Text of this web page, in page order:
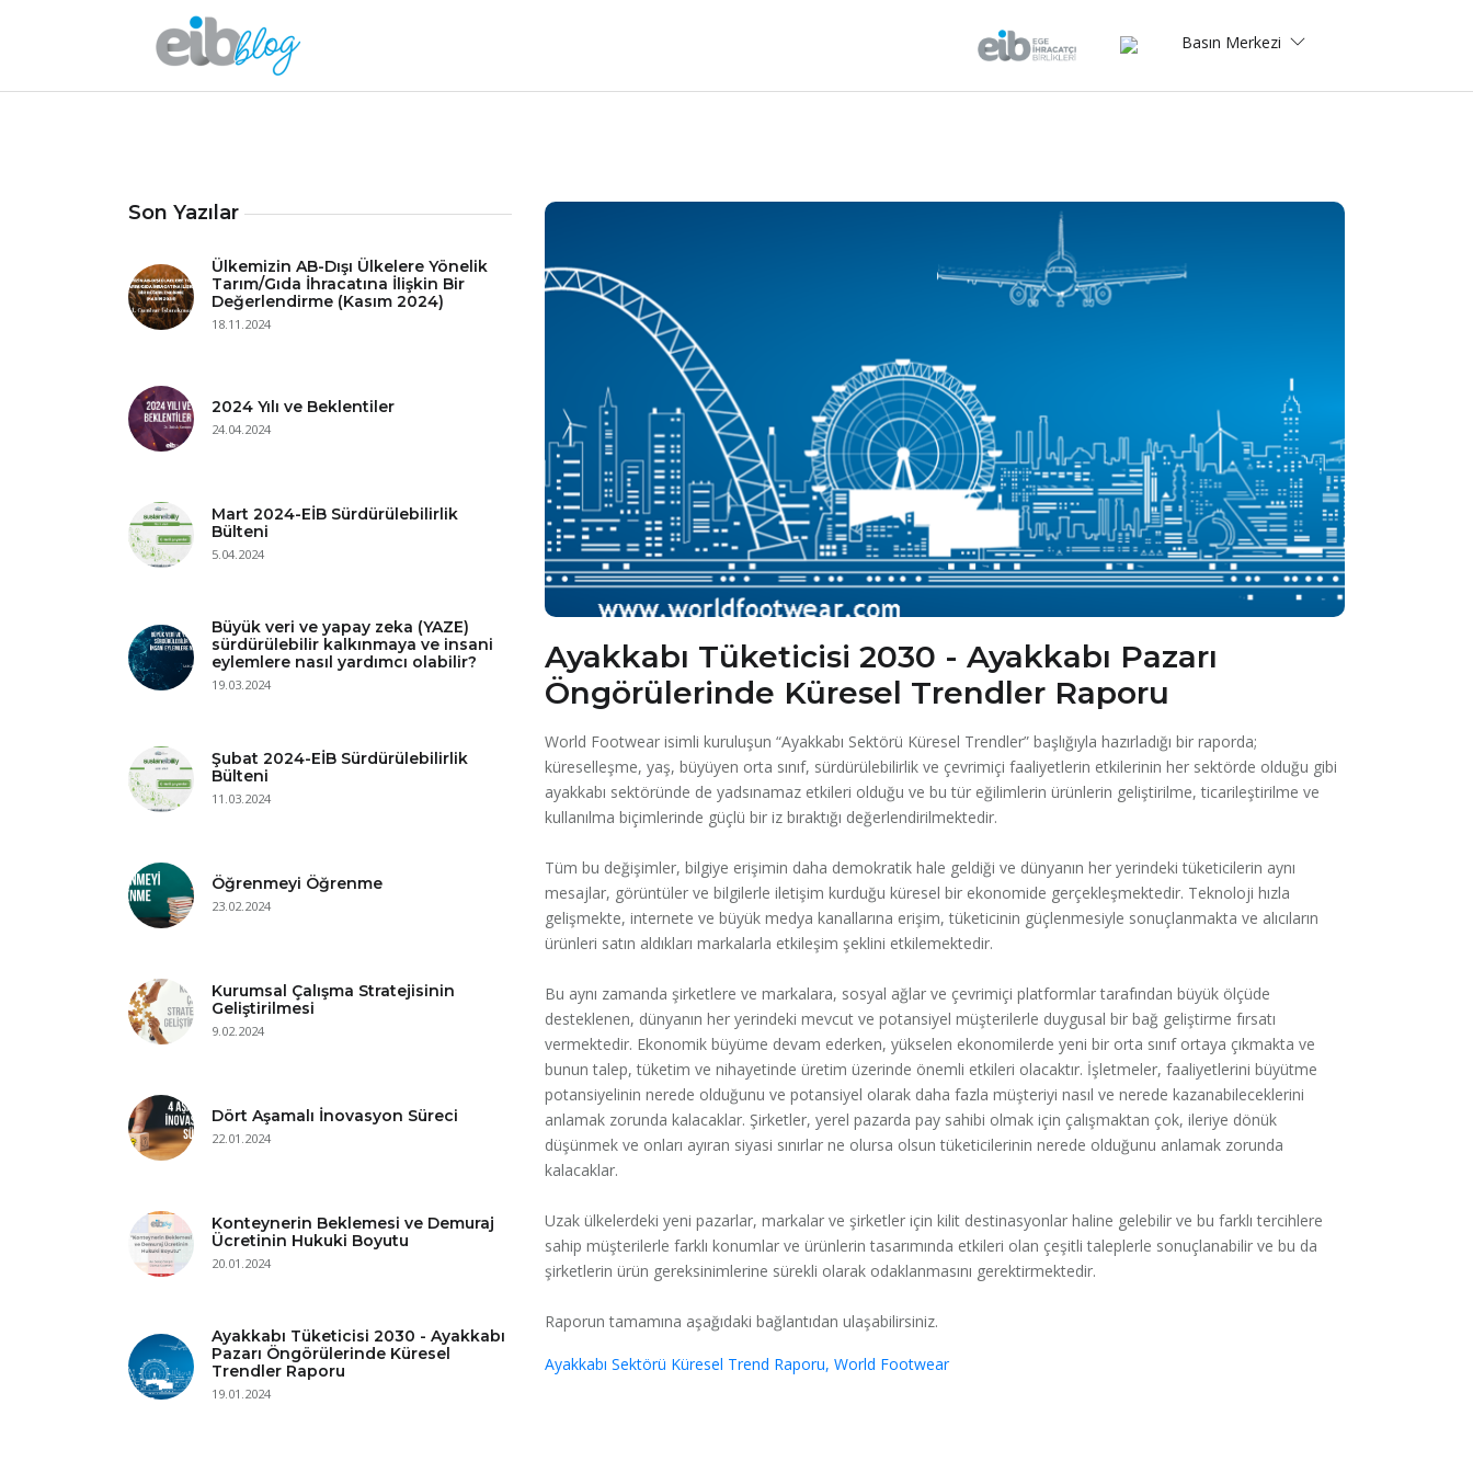
Basın Merkezi
Son Yazılar
Ülkemizin AB-Dışı Ülkelere Yönelik
Tarım/Gıda İhracatına İlişkin Bir
Değerlendirme (Kasım 2024)
18.11.2024
2024 Yılı ve Beklentiler
24.04.2024
Mart 2024-EİB Sürdürülebilirlik
Bülteni
5.04.2024
Büyük veri ve yapay zeka (YAZE)
sürdürülebilir kalkınmaya ve insani
eylemlere nasıl yardımcı olabilir?
19.03.2024
Şubat 2024-EİB Sürdürülebilirlik
Bülteni
11.03.2024
Öğrenmeyi Öğrenme
23.02.2024
Kurumsal Çalışma Stratejisinin
Geliştirilmesi
9.02.2024
Dört Aşamalı İnovasyon Süreci
22.01.2024
Konteynerin Beklemesi ve Demuraj
Ücretinin Hukuki Boyutu
20.01.2024
Ayakkabı Tüketicisi 2030 - Ayakkabı
Pazarı Öngörülerinde Küresel
Trendler Raporu
19.01.2024
Ayakkabı Tüketicisi 2030 - Ayakkabı Pazarı
Öngörülerinde Küresel Trendler Raporu
World Footwear isimli kuruluşun “Ayakkabı Sektörü Küresel Trendler” başlığıyla hazırladığı bir raporda;
küreselleşme, yaş, büyüyen orta sınıf, sürdürülebilirlik ve çevrimiçi faaliyetlerin etkilerinin her sektörde olduğu gibi
ayakkabı sektöründe de yadsınamaz etkileri olduğu ve bu tür eğilimlerin ürünlerin geliştirilme, ticarileştirilme ve
kullanılma biçimlerinde güçlü bir iz bıraktığı değerlendirilmektedir.
Tüm bu değişimler, bilgiye erişimin daha demokratik hale geldiği ve dünyanın her yerindeki tüketicilerin aynı
mesajlar, görüntüler ve bilgilerle iletişim kurduğu küresel bir ekonomide gerçekleşmektedir. Teknoloji hızla
gelişmekte, internete ve büyük medya kanallarına erişim, tüketicinin güçlenmesiyle sonuçlanmakta ve alıcıların
ürünleri satın aldıkları markalarla etkileşim şeklini etkilemektedir.
Bu aynı zamanda şirketlere ve markalara, sosyal ağlar ve çevrimiçi platformlar tarafından büyük ölçüde
desteklenen, dünyanın her yerindeki mevcut ve potansiyel müşterilerle duygusal bir bağ geliştirme fırsatı
vermektedir. Ekonomik büyüme devam ederken, yükselen ekonomilerde yeni bir orta sınıf ortaya çıkmakta ve
bunun talep, tüketim ve nihayetinde üretim üzerinde önemli etkileri olacaktır. İşletmeler, faaliyetlerini büyütme
potansiyelinin nerede olduğunu ve potansiyel olarak daha fazla müşteriyi nasıl ve nerede kazanabileceklerini
anlamak zorunda kalacaklar. Şirketler, yerel pazarda pay sahibi olmak için çalışmaktan çok, ileriye dönük
düşünmek ve onları ayıran siyasi sınırlar ne olursa olsun tüketicilerinin nerede olduğunu anlamak zorunda
kalacaklar.
Uzak ülkelerdeki yeni pazarlar, markalar ve şirketler için kilit destinasyonlar haline gelebilir ve bu farklı tercihlere
sahip müşterilerle farklı konumlar ve ürünlerin tasarımında etkileri olan çeşitli taleplerle sonuçlanabilir ve bu da
şirketlerin ürün gereksinimlerine sürekli olarak odaklanmasını gerektirmektedir.
Raporun tamamına aşağıdaki bağlantıdan ulaşabilirsiniz.
Ayakkabı Sektörü Küresel Trend Raporu, World Footwear